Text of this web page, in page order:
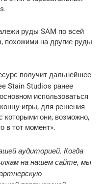
руды SAM по всей
похожими на другие руды
получит дальнейшее
Stain Studios ранее
использоваться
игры, для решения
которыми они, возможно,
в тот момент».
аудиторией. Когда
на нашем сайте, мы